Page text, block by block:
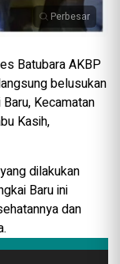
Perbesar
Batubara AKBP
belusukan
Kecamatan
Kasih,
dilakukan
Baru ini
dan